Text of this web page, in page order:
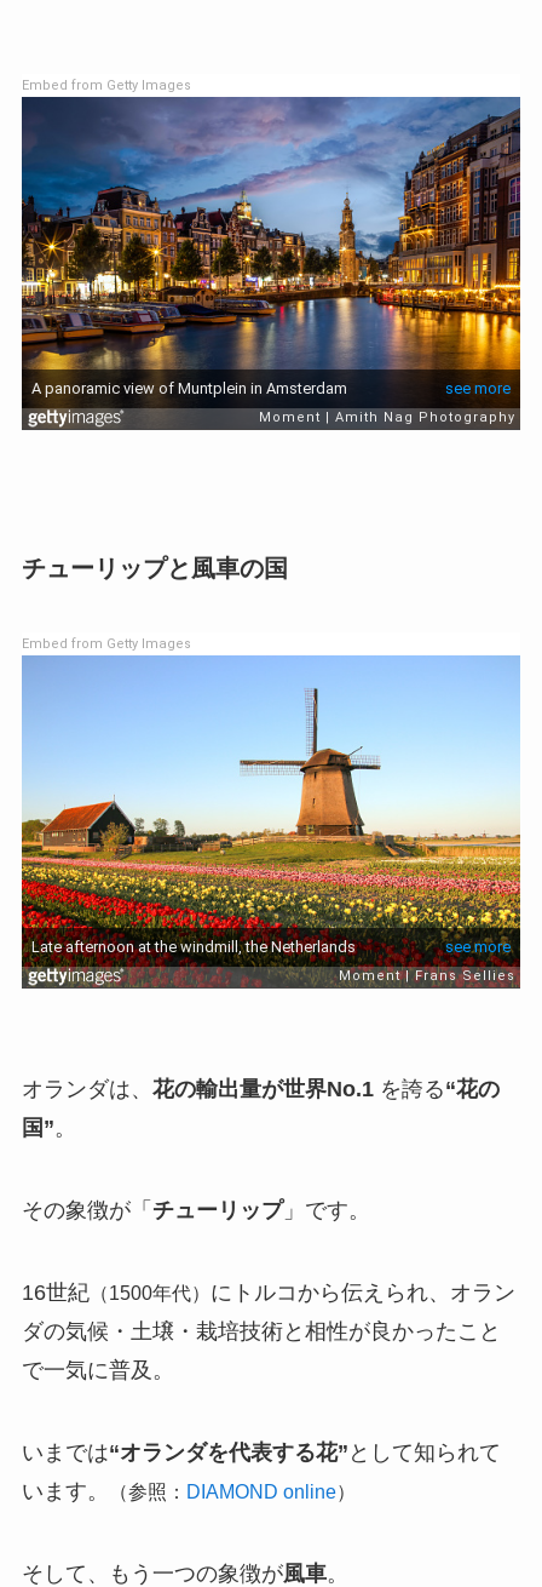
Embed from Getty Images
チューリップと風車の国
Embed from Getty Images
オランダは、 花の輸出量が世界No.1を誇る“花の
国”。
その象徴が「 チューリップ」です。
16世紀（1500年代） にトルコから伝えられ、オラン
ダの気候・土壌・栽培技術と相性が良かったこと
で一気に普及。
いまでは“オランダを代表する花” として知られて
います。
（参照： DIAMOND online）
そして、もう一つの象徴が風車。